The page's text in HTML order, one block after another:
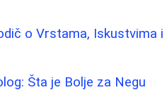
o Vrstama, Iskustvima i
Šta je Bolje za Negu